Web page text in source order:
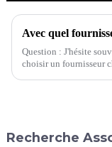
Question : J'hésite
choisir un fournisseur
Recherche